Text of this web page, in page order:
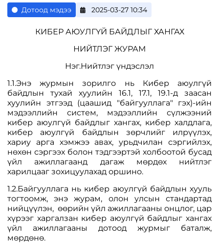
Дотоод мэдээ 2025-03-27 10:34
КИБЕР АЮУЛГҮЙ БАЙДЛЫГ ХАНГАХ
НИЙТЛЭГ ЖУРАМ
Нэг.Нийтлэг үндэслэл
1.1.Энэ журмын зорилго нь Кибер аюулгүй
байдлын тухай хуулийн 16.1, 17.1, 19.1-д заасан
хуулийн этгээд (цаашид "байгууллага" гэх)-ийн
мэдээллийн систем, мэдээллийн сүлжээний
кибер аюулгүй байдлыг хангах, кибер халдлага,
кибер аюулгүй байдлын зөрчлийг илрүүлэх,
хариу арга хэмжээ авах, урьдчилан сэргийлэх,
нөхөн сэргээх болон тэдгээртэй холбоотой бусад
үйл ажиллагаанд дагаж мөрдөх нийтлэг
харилцааг зохицуулахад оршино.
1.2.Байгууллага нь кибер аюулгүй байдлын хууль
тогтоомж, энэ журам, олон улсын стандартад
нийцүүлэн, өөрийн үйл ажиллагааны онцлог, цар
хүрээг харгалзан кибер аюулгүй байдлыг хангах
үйл ажиллагааны дотоод журмыг баталж,
мөрдөнө.